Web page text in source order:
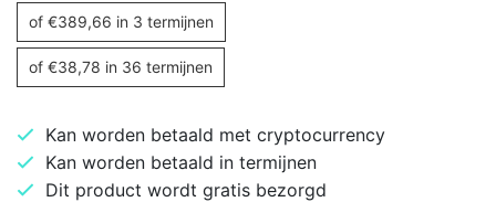
of €389,66 in 3 termijnen
of €38,78 in 36 termijnen
Kan worden betaald met cryptocurrency
Kan worden betaald in termijnen
Dit product wordt gratis bezorgd